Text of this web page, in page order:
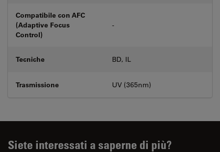
Compatibile con AFC
(Adaptive Focus
Control)
-
Tecniche BD, IL
Trasmissione UV (365nm)
Siete interessati a saperne di più?